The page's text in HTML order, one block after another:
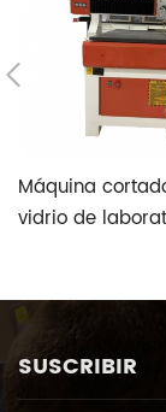
Máquina
vidrio de
control especial
personalizado
ejes
SUSCRIBIR